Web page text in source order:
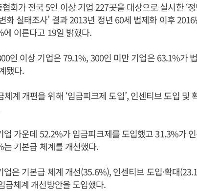
회가 전국 5인 이상 기업 227곳을 대상으로 실시한 ‘
화 실태조사’ 결과 2013년 정년 60세 법제화 이후
에 이른다고 19일 밝혔다.
인 이상 기업은 79.1%, 300인 미만 기업은 63.1%가
됐다.
체계 개편을 위해 ‘임금피크제 도입’, 인센티브 도입 및
업 가운데 52.2%가 임금피크제를 도입했고 31.3%가
기본급 체계를 개선했다.
업은 기본급 체계 개선(35.6%), 인센티브 도입·확대
금체계 개선방안을 도입했다.